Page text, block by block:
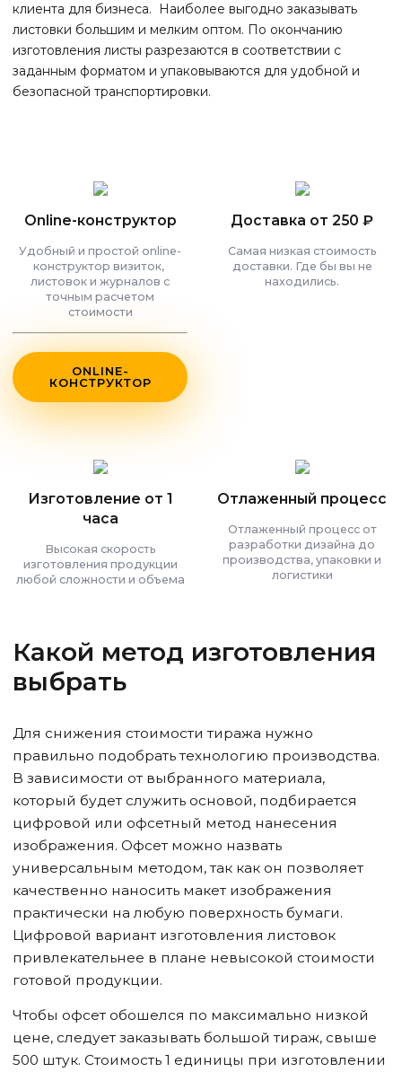
клиента для бизнеса. Наиболее выгодно заказывать
листовки большим и мелким оптом. По окончанию
изготовления листы разрезаются в соответствии с
заданным форматом и упаковываются для удобной и
безопасной транспортировки.
Online-конструктор
Удобный и простой online-
конструктор визиток,
листовок и журналов с
точным расчетом
стоимости
ONLINE-
КОНСТРУКТОР
Доставка от 250 ₽
Самая низкая стоимость
доставки. Где бы вы не
находились.
Изготовление от 1
часа
Высокая скорость
изготовления продукции
любой сложности и объема
Отлаженный процесс
Отлаженный процесс от
разработки дизайна до
производства, упаковки и
логистики
Какой метод изготовления
выбрать
Для снижения стоимости тиража нужно
правильно подобрать технологию производства.
В зависимости от выбранного материала,
который будет служить основой, подбирается
цифровой или офсетный метод нанесения
изображения. Офсет можно назвать
универсальным методом, так как он позволяет
качественно наносить макет изображения
практически на любую поверхность бумаги.
Цифровой вариант изготовления листовок
привлекательнее в плане невысокой стоимости
готовой продукции.
Чтобы офсет обошелся по максимально низкой
цене, следует заказывать большой тираж, свыше
500 штук. Стоимость 1 единицы при изготовлении